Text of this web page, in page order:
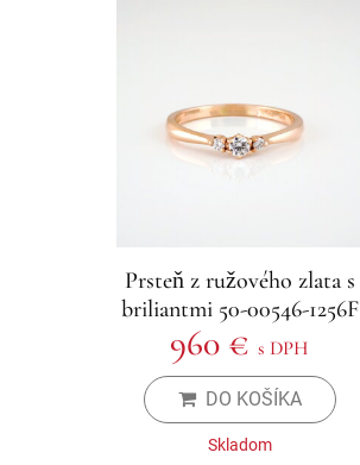
Prsteň z ružového zlata s
briliantmi 50-00546-1256F
960 €s DPH
DO KOŠÍKA
Skladom